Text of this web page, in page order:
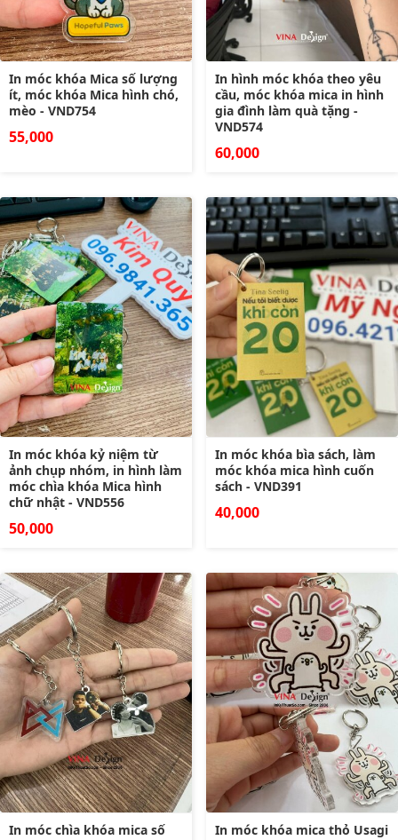
In móc khóa Mica số lượng
ít, móc khóa Mica hình chó,
mèo - VND754
55,000
In hình móc khóa theo yêu
cầu, móc khóa mica in hình
gia đình làm quà tặng -
VND574
60,000
In móc khóa kỷ niệm từ
ảnh chụp nhóm, in hình làm
móc chìa khóa Mica hình
chữ nhật - VND556
50,000
In móc khóa bìa sách, làm
móc khóa mica hình cuốn
sách - VND391
40,000
In móc chìa khóa mica số
In móc khóa mica thỏ Usagi